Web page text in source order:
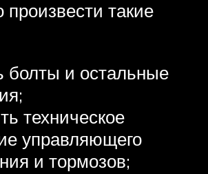
такие
болты и остальные
техническое
управляющего
и тормозов;